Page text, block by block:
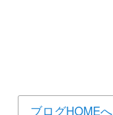
ブログHOMEへ